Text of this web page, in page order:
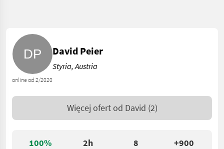
100% 2h 8 +900
online od 2/2020
David Peier
Styria, Austria
Więcej ofert od David (2)